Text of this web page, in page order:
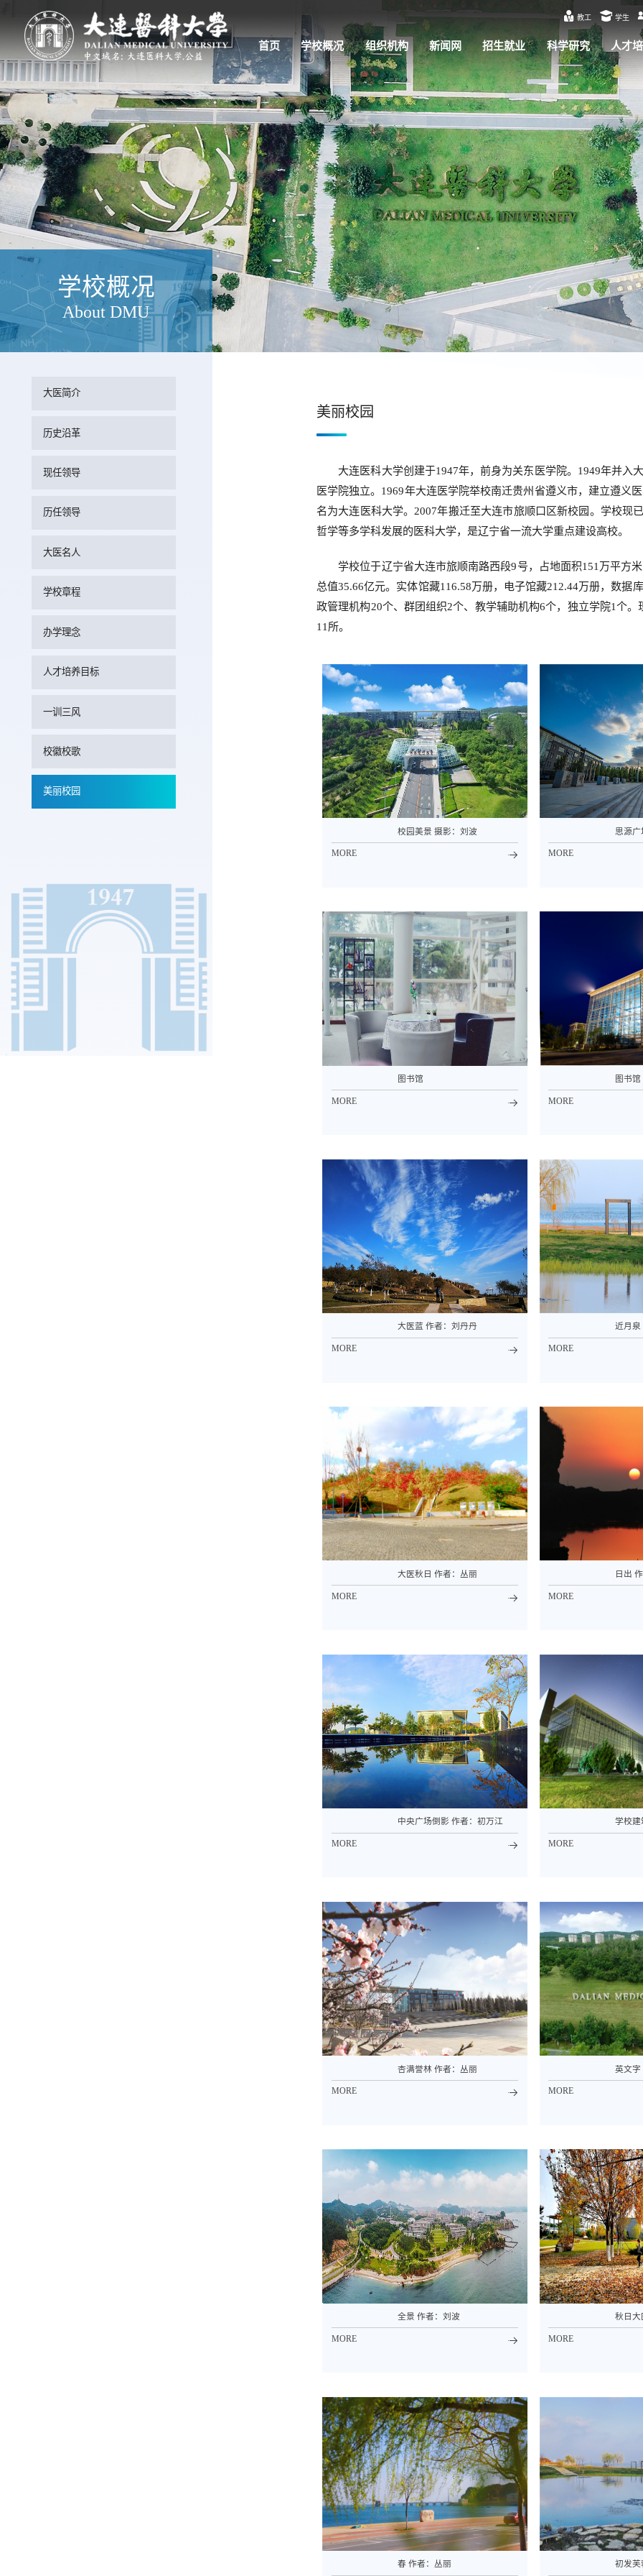
教工 学生
首页 学校概况 组织机构 新闻网 招生就业 科学研究 人才
学校概况
About DMU
大医简介
历史沿革
现任领导
历任领导
大医名人
学校章程
办学理念
人才培养目标
一训三风
校徽校歌
美丽校园
美丽校园
大连医科大学创建于1947年，前身为关东医学院。1949年并入
医学院独立。1969年大连医学院举校南迁贵州省遵义市，建立遵义
名为大连医科大学。2007年搬迁至大连市旅顺口区新校园。学校
哲学等多学科发展的医科大学，是辽宁省一流大学重点建设高校。
学校位于辽宁省大连市旅顺南路西段9号，占地面积151万平方
总值35.66亿元。实体馆藏116.58万册，电子馆藏212.44万册，数
政管理机构20个、群团组织2个、教学辅助机构6个，独立学院1个
11所。
校园美景 摄影：刘波
MORE
思源广
MORE
图书馆
MORE
图书馆
MORE
大医蓝 作者：刘丹丹
MORE
近月泉
MORE
大医秋日 作者：丛丽
MORE
日出
MORE
中央广场倒影 作者：初万江
MORE
学校建
MORE
杏满誉林 作者：丛丽
MORE
英文字
MORE
全景 作者：刘波
MORE
秋日大
MORE
春 作者：丛丽 初发芙